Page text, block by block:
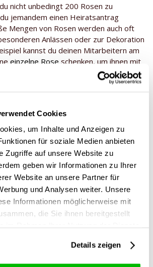
Cookies
um Inhalte und Anzeigen zu
für soziale Medien anbieten
Zugriffe auf unsere Website zu
geben wir Informationen zu Ihrer
Website an unsere Partner für
und Analysen weiter. Unsere
Informationen möglicherweise mit
die Sie ihnen bereitgestellt
Details zeigen
nicht unbedingt 200 Rosen zu
jemandem einen Heiratsantrag
Mengen von Rosen werden auch oft
Anlässen oder zur Dekoration
kannst du deinen Mitarbeitern am
einzelne Rose schenken, um ihnen mit
zu danken. In diesem Fall ist es
von roten Rosen fernzuhalten, aber
von Rosenfür Unternehmen auf der
einzeln für dich verpacken, wenn du
du sie verschenken willst, ist das
wickeln jede Rose in Folie (oder
eine Wasserflasche am Stiel. So
Verteilen nicht beschädigt und auch
die Rosen mit nach Hause
gerne mit dir mit und können jeder
eine Karte deines Unternehmens